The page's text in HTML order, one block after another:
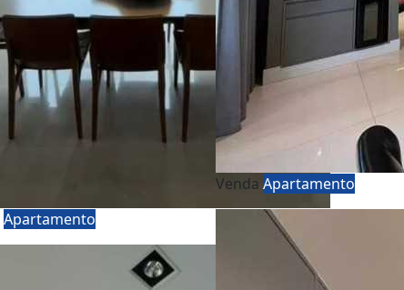
Apartamento
Venda Apartamento